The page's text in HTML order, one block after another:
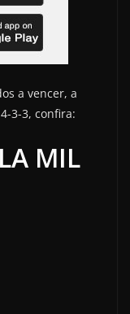
a vencer, a
3-3, confira:
MIL